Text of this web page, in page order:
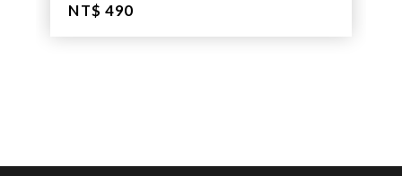
NT$ 490